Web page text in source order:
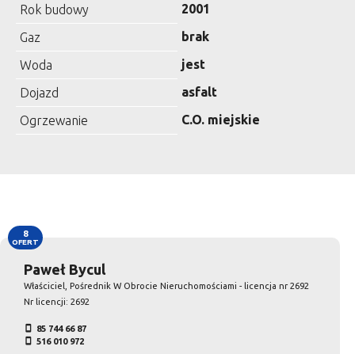
Rok budowy
2001
Gaz
brak
Woda
jest
Dojazd
asfalt
Ogrzewanie
C.O. miejskie
Paweł Bycul
Właściciel, Pośrednik W Obrocie Nieruchomościami - licencja nr 2692
Nr licencji: 2692
85 744 66 87
516 010 972
8
OFERT